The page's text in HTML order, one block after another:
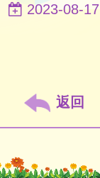
2023-08-17
返回